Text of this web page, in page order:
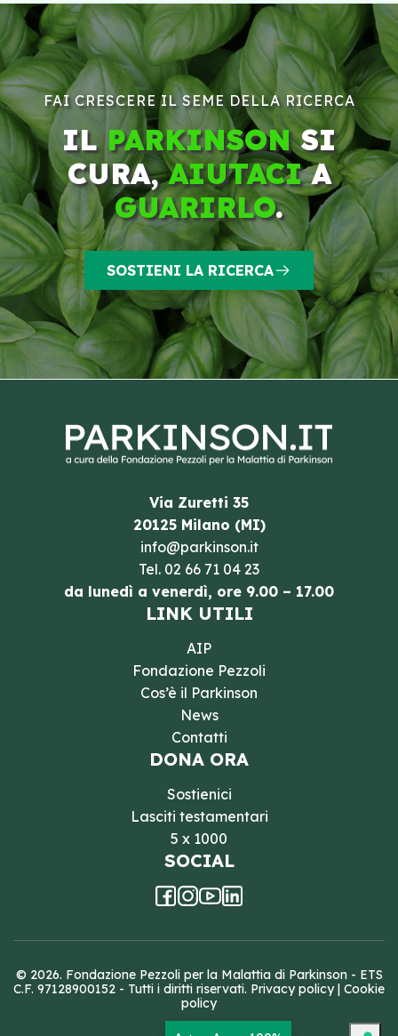
FAI CRESCERE IL SEME DELLA RICERCA
ILPARKINSONSI
CURA,AIUTACIA
GUARIRLO.
SOSTIENI LA RICERCA
Via Zuretti 35
20125 Milano (MI)
info@parkinson.it
Tel. 02 66 71 04 23
da lunedì a venerdì, ore 9.00 – 17.00
LINK UTILI
AIP
Fondazione Pezzoli
Cos’è il Parkinson
News
Contatti
DONA ORA
Sostienici
Lasciti testamentari
5 x 1000
SOCIAL
© 2026. Fondazione Pezzoli per la Malattia di Parkinson - ETS
C.F. 97128900152 - Tutti i diritti riservati. Privacy policy| Cookie
policy